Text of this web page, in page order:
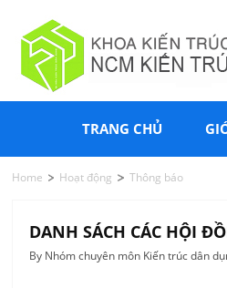
TRANG CHỦ
Home Hoạt động Thông báo
DANH SÁCH CÁC HỘI
By Nhóm chuyên môn Kiến trúc dân